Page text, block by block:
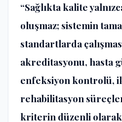
“Sağlıkta kalite
oluşmaz; sistemin
standartlarda
akreditasyonu, hasta
enfeksiyon kontrolü,
rehabilitasyon
kriterin düzenli olarak